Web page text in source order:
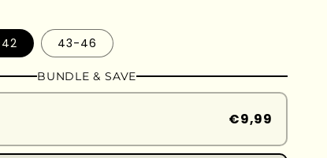
43-46
BUNDLE & SAVE
€9,99